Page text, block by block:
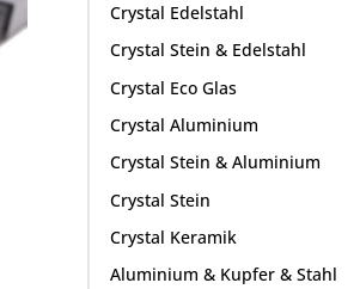
Crystal Edelstahl
Crystal Stein & Edelstahl
Crystal Eco Glas
Crystal Aluminium
Crystal Stein & Aluminium
Crystal Stein
Crystal Keramik
Aluminium & Kupfer & Stahl